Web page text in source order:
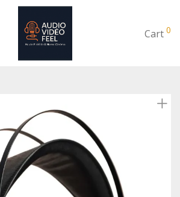
Cart 0